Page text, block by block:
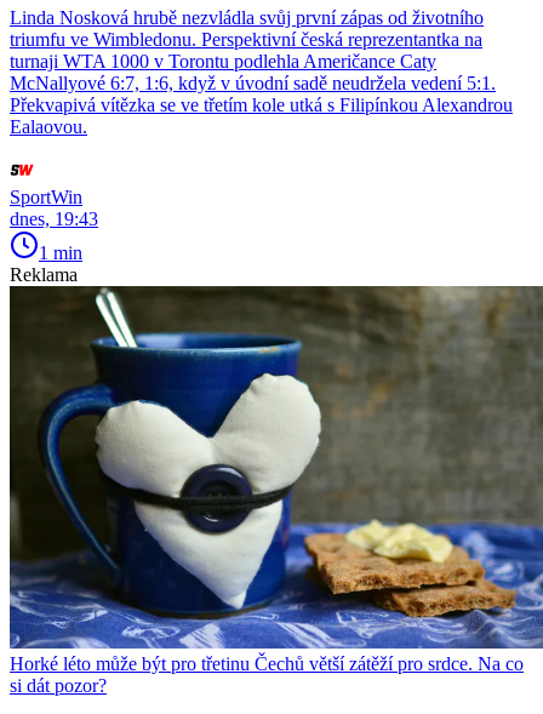
Linda Nosková hrubě nezvládla svůj první zápas od životního
triumfu ve Wimbledonu. Perspektivní česká reprezentantka na
turnaji WTA 1000 v Torontu podlehla Američance Caty
McNallyové 6:7, 1:6, když v úvodní sadě neudržela vedení 5:1.
Překvapivá vítězka se ve třetím kole utká s Filipínkou Alexandrou
Ealaovou.
SportWin
dnes, 19:43
1 min
Reklama
Horké léto může být pro třetinu Čechů větší zátěží pro srdce. Na co
si dát pozor?